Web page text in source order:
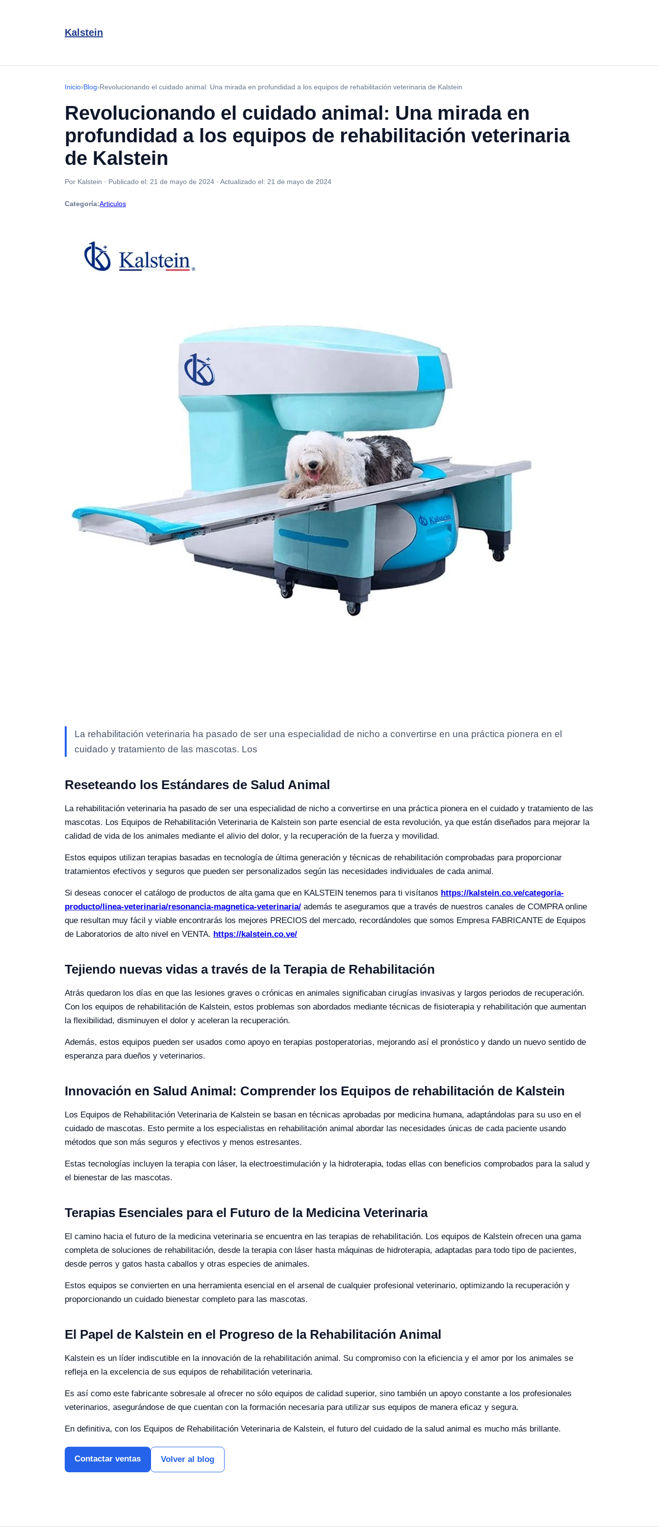
Kalstein
Inicio›Blog›Revolucionando el cuidado animal: Una mirada en profundidad a los equipos de rehabilitación veterinaria de Kalstein
Revolucionando el cuidado animal: Una mirada en
profundidad a los equipos de rehabilitación veterinaria
de Kalstein
Por Kalstein · Publicado el: 21 de mayo de 2024 · Actualizado el: 21 de mayo de 2024
Categoría:Articulos
La rehabilitación veterinaria ha pasado de ser una especialidad de nicho a convertirse en una práctica pionera en el
cuidado y tratamiento de las mascotas. Los
Reseteando los Estándares de Salud Animal
La rehabilitación veterinaria ha pasado de ser una especialidad de nicho a convertirse en una práctica pionera en el cuidado y tratamiento de las
mascotas. Los Equipos de Rehabilitación Veterinaria de Kalstein son parte esencial de esta revolución, ya que están diseñados para mejorar la
calidad de vida de los animales mediante el alivio del dolor, y la recuperación de la fuerza y movilidad.
Estos equipos utilizan terapias basadas en tecnología de última generación y técnicas de rehabilitación comprobadas para proporcionar
tratamientos efectivos y seguros que pueden ser personalizados según las necesidades individuales de cada animal.
Si deseas conocer el catálogo de productos de alta gama que en KALSTEIN tenemos para ti visítanos https://kalstein.co.ve/categoria-
producto/linea-veterinaria/resonancia-magnetica-veterinaria/ además te aseguramos que a través de nuestros canales de COMPRA online
que resultan muy fácil y viable encontrarás los mejores PRECIOS del mercado, recordándoles que somos Empresa FABRICANTE de Equipos
de Laboratorios de alto nivel en VENTA. https://kalstein.co.ve/
Tejiendo nuevas vidas a través de la Terapia de Rehabilitación
Atrás quedaron los días en que las lesiones graves o crónicas en animales significaban cirugías invasivas y largos periodos de recuperación.
Con los equipos de rehabilitación de Kalstein, estos problemas son abordados mediante técnicas de fisioterapia y rehabilitación que aumentan
la flexibilidad, disminuyen el dolor y aceleran la recuperación.
Además, estos equipos pueden ser usados como apoyo en terapias postoperatorias, mejorando así el pronóstico y dando un nuevo sentido de
esperanza para dueños y veterinarios.
Innovación en Salud Animal: Comprender los Equipos de rehabilitación de Kalstein
Los Equipos de Rehabilitación Veterinaria de Kalstein se basan en técnicas aprobadas por medicina humana, adaptándolas para su uso en el
cuidado de mascotas. Esto permite a los especialistas en rehabilitación animal abordar las necesidades únicas de cada paciente usando
métodos que son más seguros y efectivos y menos estresantes.
Estas tecnologías incluyen la terapia con láser, la electroestimulación y la hidroterapia, todas ellas con beneficios comprobados para la salud y
el bienestar de las mascotas.
Terapias Esenciales para el Futuro de la Medicina Veterinaria
El camino hacia el futuro de la medicina veterinaria se encuentra en las terapias de rehabilitación. Los equipos de Kalstein ofrecen una gama
completa de soluciones de rehabilitación, desde la terapia con láser hasta máquinas de hidroterapia, adaptadas para todo tipo de pacientes,
desde perros y gatos hasta caballos y otras especies de animales.
Estos equipos se convierten en una herramienta esencial en el arsenal de cualquier profesional veterinario, optimizando la recuperación y
proporcionando un cuidado bienestar completo para las mascotas.
El Papel de Kalstein en el Progreso de la Rehabilitación Animal
Kalstein es un líder indiscutible en la innovación de la rehabilitación animal. Su compromiso con la eficiencia y el amor por los animales se
refleja en la excelencia de sus equipos de rehabilitación veterinaria.
Es así como este fabricante sobresale al ofrecer no sólo equipos de calidad superior, sino también un apoyo constante a los profesionales
veterinarios, asegurándose de que cuentan con la formación necesaria para utilizar sus equipos de manera eficaz y segura.
En definitiva, con los Equipos de Rehabilitación Veterinaria de Kalstein, el futuro del cuidado de la salud animal es mucho más brillante.
Contactar ventas Volver al blog